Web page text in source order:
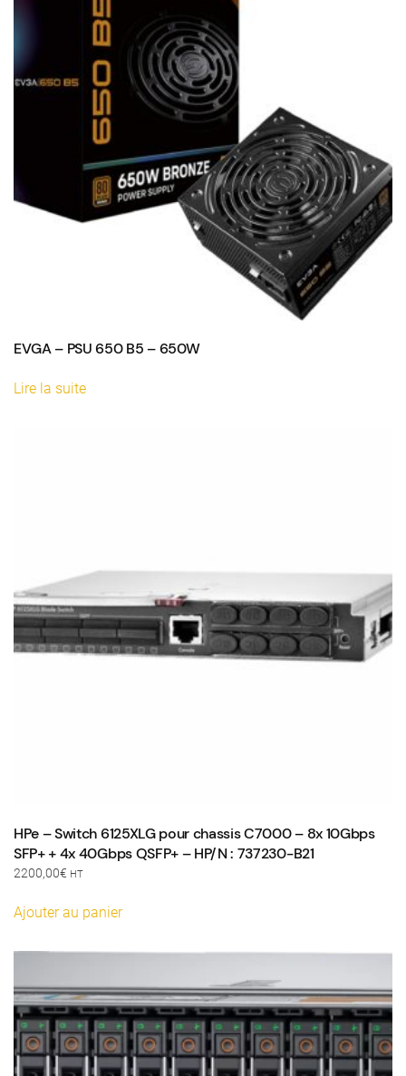
EVGA – PSU 650 B5 – 650W
Lire la suite
HPe – Switch 6125XLG pour chassis C7000 – 8x 10Gbps
SFP+ + 4x 40Gbps QSFP+ – HP/N : 737230-B21
2200,00€ HT
Ajouter au panier